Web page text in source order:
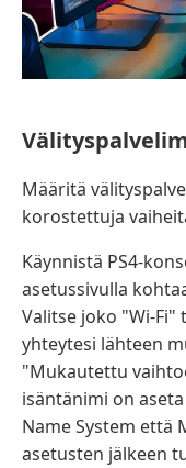
Määritä
korostettuja
Käynnistä PS4-
asetussivulla
Valitse joko "Wi-Fi"
yhteytesi lähteen
"Mukautettu
isäntänimi on
Name System että
asetusten jälkeen